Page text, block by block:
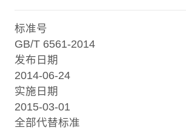
标准号
GB/T 6561-2014
发布日期
2014-06-24
实施日期
2015-03-01
全部代替标准